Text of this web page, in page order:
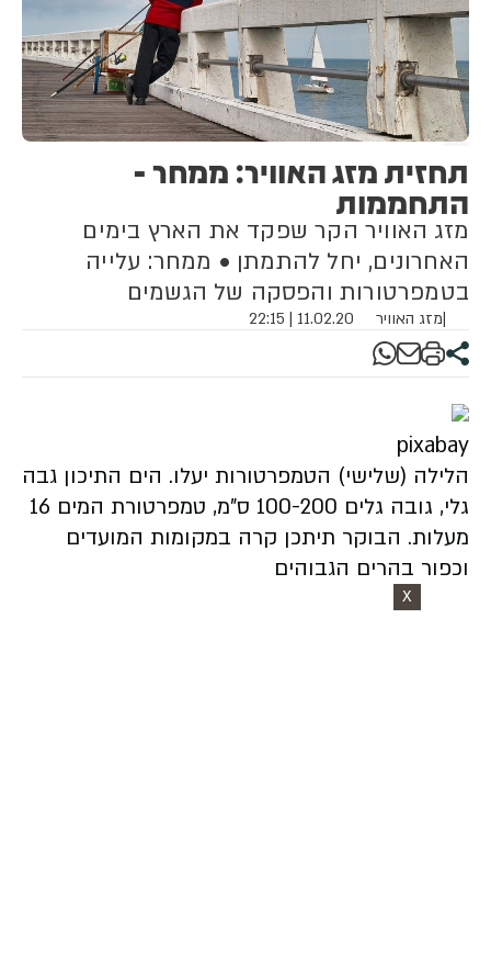
תחזית מזג האוויר: ממחר -
התחממות
מזג האוויר הקר שפקד את הארץ בימים
האחרונים, יחל להתמתן • ממחר: עלייה
בטמפרטורות והפסקה של הגשמים
|מזג האוויר 11.02.20 | 22:15
pixabay
הלילה (שלישי) הטמפרטורות יעלו. הים התיכון גבה
גלי, גובה גלים 100-200 ס"מ, טמפרטורת המים 16
מעלות. הבוקר תיתכן קרה במקומות המועדים
וכפור בהרים הגבוהים
X